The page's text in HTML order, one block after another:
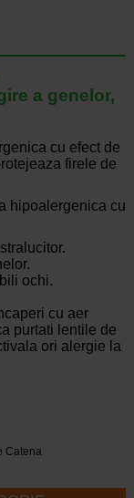
a genelor,
cu efect de
firele de
hipoalergenica cu
ochi.
cu aer
purtati lentile de
ori alergie la
Catena